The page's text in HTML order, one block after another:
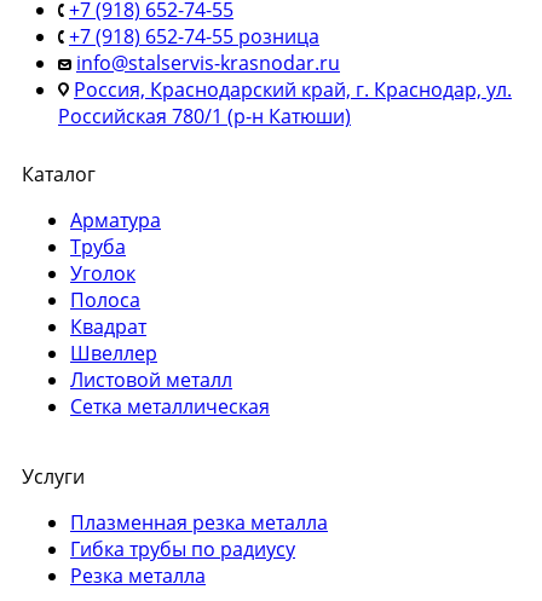
+7 (918) 652-74-55
+7 (918) 652-74-55 розница
info@stalservis-krasnodar.ru
Россия, Краснодарский край, г. Краснодар, ул.
Российская 780/1 (р-н Катюши)
Каталог
Арматура
Труба
Уголок
Полоса
Квадрат
Швеллер
Листовой металл
Сетка металлическая
Услуги
Плазменная резка металла
Гибка трубы по радиусу
Резка металла